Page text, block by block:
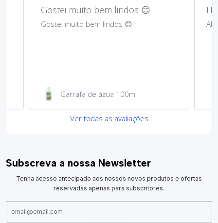
Gostei muito bem lindos 😊
Gostei muito bem lindos 😊
Garrafa de água 100ml
Ver todas as avaliações
Subscreva a nossa Newsletter
Tenha acesso antecipado aos nossos novos produtos e ofertas
reservadas apenas para subscritores.